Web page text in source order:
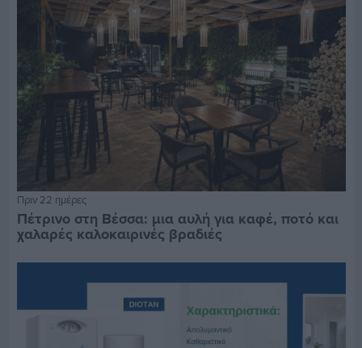
Πριν 22 ημέρες
Πέτρινο στη Βέσσα: μια αυλή για καφέ, ποτό και
χαλαρές καλοκαιρινές βραδιές